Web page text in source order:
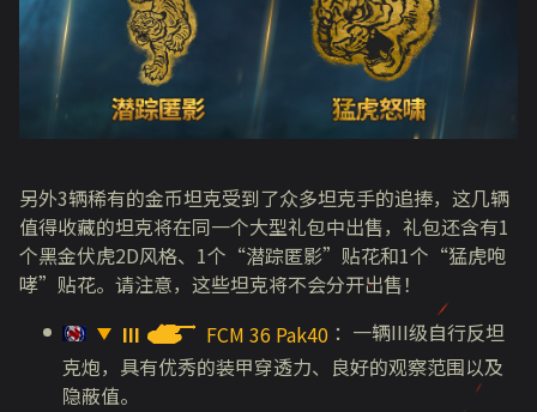
另外3辆稀有的金币坦克受到了众多坦克手的追捧，这几辆
值得收藏的坦克将在同一个大型礼包中出售，礼包还含有1
个黑金伏虎2D风格、 1个 “潜踪匿影” 贴花和1个 “猛虎咆
哮” 贴花。请注意，这些坦克将不会分开出售！
III
FCM 36 Pak40 ：一辆III级自行反坦
克炮，具有优秀的装甲穿透力、良好的观察范围以及
隐蔽值。